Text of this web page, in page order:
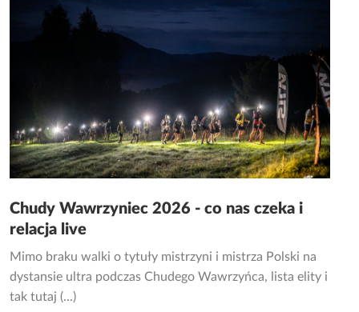
Chudy Wawrzyniec 2026 - co nas czeka i
relacja live
Mimo braku walki o tytuły mistrzyni i mistrza Polski na
dystansie ultra podczas Chudego Wawrzyńca, lista elity i
tak tutaj (...)